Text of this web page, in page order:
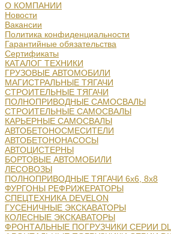
О КОМПАНИИ
Новости
Вакансии
Политика конфиденциальности
Гарантийные обязательства
Сертификаты
КАТАЛОГ ТЕХНИКИ
ГРУЗОВЫЕ АВТОМОБИЛИ
МАГИСТРАЛЬНЫЕ ТЯГАЧИ
СТРОИТЕЛЬНЫЕ ТЯГАЧИ
ПОЛНОПРИВОДНЫЕ САМОСВАЛЫ
СТРОИТЕЛЬНЫЕ САМОСВАЛЫ
КАРЬЕРНЫЕ САМОСВАЛЫ
АВТОБЕТОНОСМЕСИТЕЛИ
АВТОБЕТОНОНАСОСЫ
АВТОЦИСТЕРНЫ
БОРТОВЫЕ АВТОМОБИЛИ
ЛЕСОВОЗЫ
ПОЛНОПРИВОДНЫЕ ТЯГАЧИ 6х6, 8х8
ФУРГОНЫ РЕФРИЖЕРАТОРЫ
СПЕЦТЕХНИКА DEVELON
ГУСЕНИЧНЫЕ ЭКСКАВАТОРЫ
КОЛЕСНЫЕ ЭКСКАВАТОРЫ
ФРОНТАЛЬНЫЕ ПОГРУЗЧИКИ СЕРИИ DL